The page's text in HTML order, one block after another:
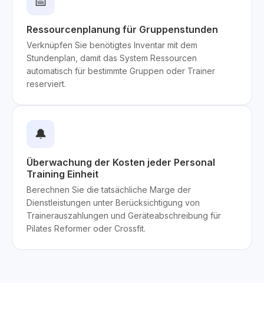
Ressourcenplanung für Gruppenstunden
Verknüpfen Sie benötigtes Inventar mit dem
Stundenplan, damit das System Ressourcen
automatisch für bestimmte Gruppen oder Trainer
reserviert.
🔔
Überwachung der Kosten jeder Personal
Training Einheit
Berechnen Sie die tatsächliche Marge der
Dienstleistungen unter Berücksichtigung von
Trainerauszahlungen und Geräteabschreibung für
Pilates Reformer oder Crossfit.